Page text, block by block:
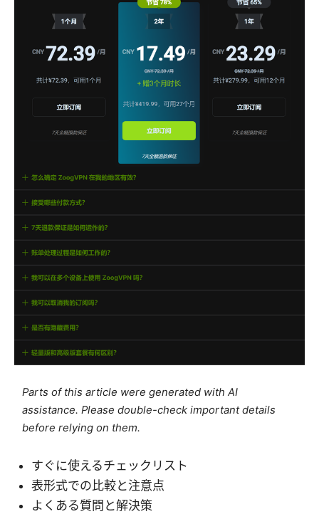
Parts of this article were generated with AI
assistance. Please double-check important details
before relying on them.
すぐに使えるチェックリスト
表形式での比較と注意点
よくある質問と解決策